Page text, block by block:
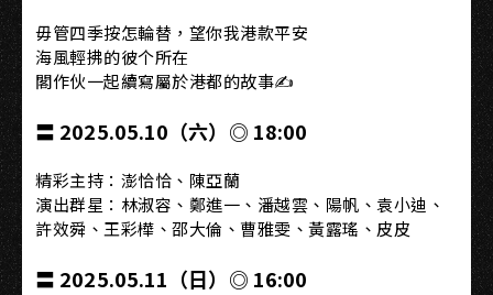
毋管四季按怎輪替，望你我港款平安
海風輕拂的彼个所在
閣作伙一起續寫屬於港都的故事✍️
〓 2025.05.10（六）◎ 18:00
精彩主持：澎恰恰、陳亞蘭
演出群星：林淑容、鄭進一、潘越雲、陽帆、袁小迪、
許效舜、王彩樺、邵大倫、曹雅雯、黃露瑤、皮皮
〓 2025.05.11（日）◎ 16:00